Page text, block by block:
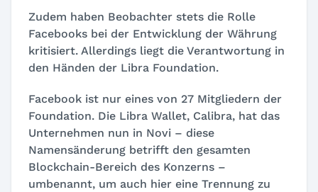
Zudem haben Beobachter stets die Rolle
Facebooks bei der Entwicklung der Währung
kritisiert. Allerdings liegt die Verantwortung in
den Händen der Libra Foundation.
Facebook ist nur eines von 27 Mitgliedern der
Foundation. Die Libra Wallet, Calibra, hat das
Unternehmen nun in Novi – diese
Namensänderung betrifft den gesamten
Blockchain-Bereich des Konzerns –
umbenannt, um auch hier eine Trennung zu